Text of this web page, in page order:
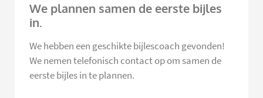
We plannen samen de eerste bijles
in.
We hebben een geschikte bijlescoach gevonden!
We nemen telefonisch contact op om samen de
eerste bijles in te plannen.